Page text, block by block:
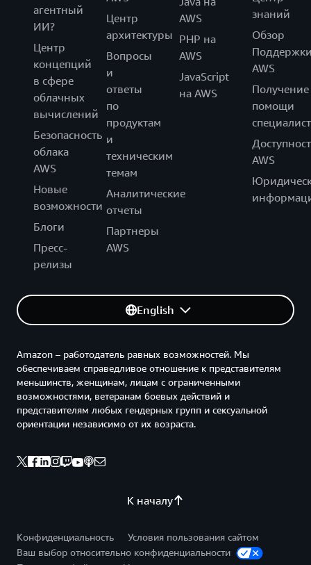
агентный
ИИ?
Центр
концепций
в сфере
облачных
вычислений
Безопасность
облака
AWS
Новые
возможности
Блоги
Пресс-
релизы
Центр
архитектуры
Вопросы
и
ответы
по
продуктам
и
техническим
темам
Аналитические
отчеты
Партнеры
AWS
AWS
PHP на
AWS
JavaScript
на AWS
знаний
Обзор
AWS
Получение
помощи
AWS
English
К началу
Amazon – работодатель равных возможностей. Мы
обеспечиваем справедливое отношение к представителям
меньшинств, женщинам, лицам с ограниченными
возможностями, ветеранам боевых действий и
представителям любых гендерных групп и сексуальной
ориентации независимо от их возраста.
Конфиденциальность
Условия пользования сайтом
Ваш выбор относительно конфиденциальности